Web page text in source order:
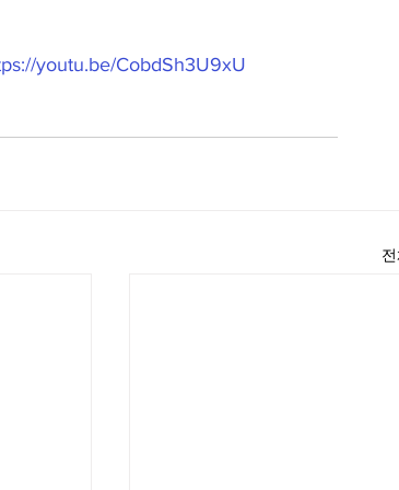
youtu.be/CobdSh3U9xU